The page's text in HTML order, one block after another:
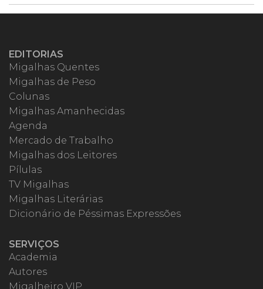
EDITORIAS
Migalhas Quentes
Migalhas de Peso
Colunas
Migalhas Amanhecidas
Agenda
Mercado de Trabalho
Migalhas dos Leitores
Pílulas
TV Migalhas
Migalhas Literárias
Dicionário de Péssimas Expressões
SERVIÇOS
Academia
Autores
Migalheiro VIP